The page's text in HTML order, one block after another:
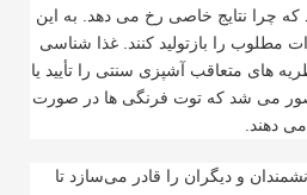
که چرا نتایج خاصی رخ می دهد. به این
مطلوب را بازتولید کنند. غذا شناسی
های متعاقب آشپزی سنتی را تأیید یا
تصور می شد که توت فرنگی ها در صورت
دهند.
و دیگران را قادر می‌سازد تا